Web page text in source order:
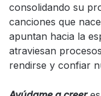
consolidando su
canciones que
apuntan hacia la
atraviesan
rendirse y confiar